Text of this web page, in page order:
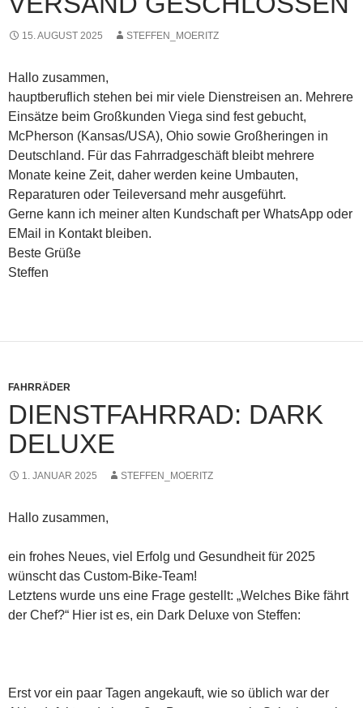
15. AUGUST 2025 STEFFEN_MOERITZ
Hallo zusammen,
hauptberuflich stehen bei mir viele Dienstreisen an. Mehrere
Einsätze beim Großkunden Viega sind fest gebucht,
McPherson (Kansas/USA), Ohio sowie Großheringen in
Deutschland. Für das Fahrradgeschäft bleibt mehrere
Monate keine Zeit, daher werden keine Umbauten,
Reparaturen oder Teileversand mehr ausgeführt.
Gerne kann ich meiner alten Kundschaft per WhatsApp oder
EMail in Kontakt bleiben.
Beste Grüße
Steffen
FAHRRÄDER
DIENSTFAHRRAD: DARK
DELUXE
1. JANUAR 2025 STEFFEN_MOERITZ
Hallo zusammen,
ein frohes Neues, viel Erfolg und Gesundheit für 2025
wünscht das Custom-Bike-Team!
Letztens wurde uns eine Frage gestellt: „Welches Bike fährt
der Chef?“ Hier ist es, ein Dark Deluxe von Steffen:
Erst vor ein paar Tagen angekauft, wie so üblich war der